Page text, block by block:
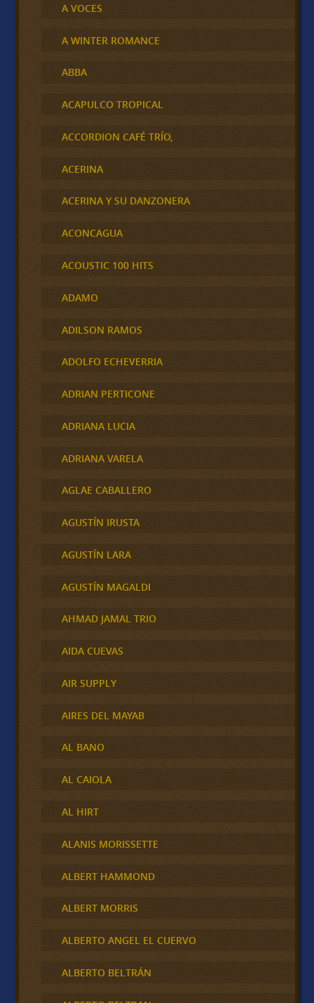
A VOCES
A WINTER ROMANCE
ABBA
ACAPULCO TROPICAL
ACCORDION CAFÉ TRÍO,
ACERINA
ACERINA Y SU DANZONERA
ACONCAGUA
ACOUSTIC 100 HITS
ADAMO
ADILSON RAMOS
ADOLFO ECHEVERRIA
ADRIAN PERTICONE
ADRIANA LUCIA
ADRIANA VARELA
AGLAE CABALLERO
AGUSTÍN IRUSTA
AGUSTÍN LARA
AGUSTÍN MAGALDI
AHMAD JAMAL TRIO
AIDA CUEVAS
AIR SUPPLY
AIRES DEL MAYAB
AL BANO
AL CAIOLA
AL HIRT
ALANIS MORISSETTE
ALBERT HAMMOND
ALBERT MORRIS
ALBERTO ANGEL EL CUERVO
ALBERTO BELTRÁN